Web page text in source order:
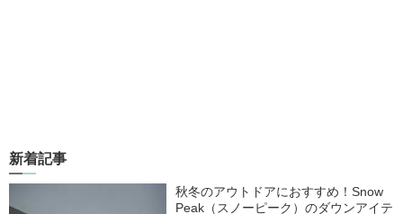
新着記事
秋冬のアウトドアにおすすめ！Snow
Peak（スノーピーク）のダウンアイテ